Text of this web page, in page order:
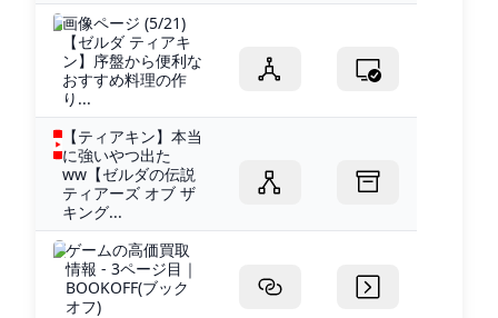
画像ページ (5/21)
【ゼルダ ティアキ
ン】序盤から便利な
おすすめ料理の作
り...
【ティアキン】本当
に強いやつ出た
ww【ゼルダの伝説
ティアーズ オブ ザ
キング...
ゲームの高価買取
情報 - 3ページ目｜
BOOKOFF(ブック
オフ)